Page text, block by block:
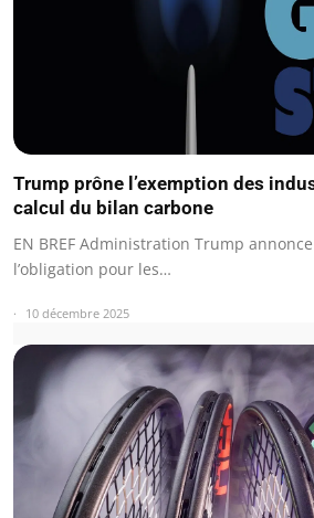
Trump prône l’exemption des
calcul du bilan carbone
EN BREF Administration Trump
l’obligation pour les…
10 décembre 2025